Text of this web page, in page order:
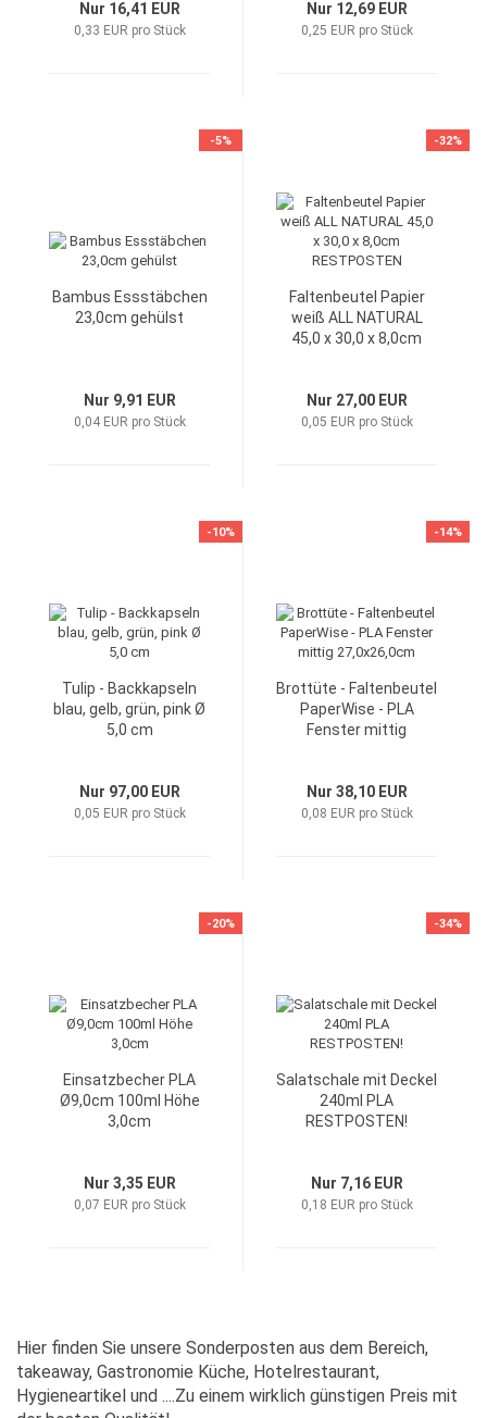
Nur 16,41 EUR
0,33 EUR pro Stück
Nur 12,69 EUR
0,25 EUR pro Stück
-5%
Bambus Essstäbchen
23,0cm gehülst
Nur 9,91 EUR
0,04 EUR pro Stück
-32%
Faltenbeutel Papier
weiß ALL NATURAL
45,0 x 30,0 x 8,0cm
Nur 27,00 EUR
0,05 EUR pro Stück
-10%
Tulip - Backkapseln
blau, gelb, grün, pink Ø
5,0 cm
Nur 97,00 EUR
0,05 EUR pro Stück
-14%
Brottüte - Faltenbeutel
PaperWise - PLA
Fenster mittig
Nur 38,10 EUR
0,08 EUR pro Stück
-20%
Einsatzbecher PLA
Ø9,0cm 100ml Höhe
3,0cm
Nur 3,35 EUR
0,07 EUR pro Stück
-34%
Salatschale mit Deckel
240ml PLA
RESTPOSTEN!
Nur 7,16 EUR
0,18 EUR pro Stück
Hier finden Sie unsere Sonderposten aus dem Bereich,
takeaway, Gastronomie Küche, Hotelrestaurant,
Hygieneartikel und ....Zu einem wirklich günstigen Preis mit